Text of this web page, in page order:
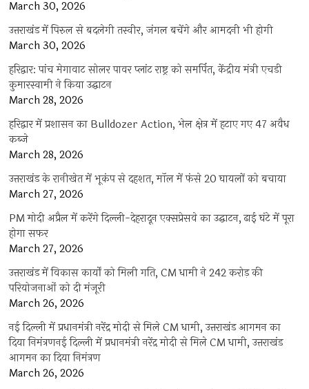
March 30, 2026
उत्तराखंड में पिरुल से बदलेगी तस्वीर, जंगल बचेंगे और आमदनी भी होगी
March 30, 2026
हरिद्वार: पांच मेगावाट सोलर पावर प्लांट राष्ट्र को समर्पित, केंद्रीय मंत्री एचडी
कुमारस्वामी ने किया उद्घाटन
March 28, 2026
हरिद्वार में प्रशासन का Bulldozer Action, भेल क्षेत्र में हटाए गए 47 अवैध
कब्जे
March 28, 2026
उत्तराखंड के रानीखेत में भूकंप से दहशत, मॉल में फंसे 20 घायलों को बचाया
March 27, 2026
PM मोदी अप्रैल में करेंगे दिल्ली-देहरादून एक्सप्रेसवे का उद्घाटन, ढाई घंटे में पूरा
होगा सफर
March 27, 2026
उत्तराखंड में विकास कार्यों को मिली गति, CM धामी ने 242 करोड़ की
परियोजनाओं को दी मंजूरी
March 26, 2026
नई दिल्ली में प्रधानमंत्री नरेंद्र मोदी से मिले CM धामी, उत्तराखंड आगमन का
दिया निमंत्रणनई दिल्ली में प्रधानमंत्री नरेंद्र मोदी से मिले CM धामी, उत्तराखंड
आगमन का दिया निमंत्रण
March 26, 2026